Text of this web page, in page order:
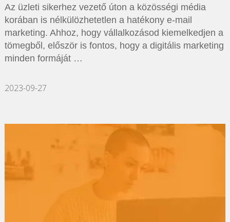
Az üzleti sikerhez vezető úton a közösségi média
korában is nélkülözhetetlen a hatékony e-mail
marketing. Ahhoz, hogy vállalkozásod kiemelkedjen a
tömegből, először is fontos, hogy a digitális marketing
minden formáját …
2023-09-27